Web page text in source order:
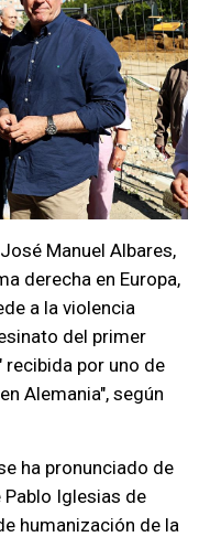
Manuel Albares,
derecha en Europa,
a la violencia
del primer
recibida por uno de
Alemania", según
ha pronunciado de
Iglesias de
humanización de la